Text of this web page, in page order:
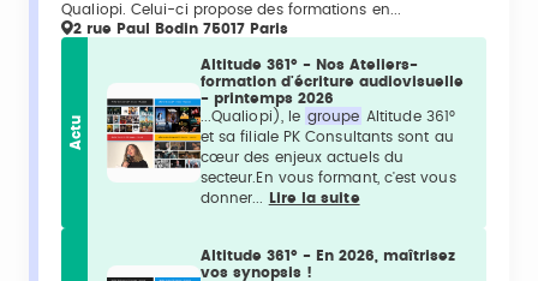
Qualiopi. Celui-ci propose des formations en...
2 rue Paul Bodin 75017 Paris
Actu
Altitude 361° - Nos Ateliers-
formation d'écriture audiovisuelle
- printemps 2026
...Qualiopi), le groupe Altitude 361°
et sa filiale PK Consultants sont au
cœur des enjeux actuels du
secteur.En vous formant, c'est vous
donner...
Lire la suite
Altitude 361° - En 2026, maîtrisez
vos synopsis !